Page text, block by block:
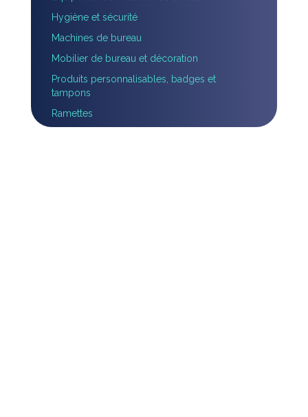
Hygiène et sécurité
Machines de bureau
Mobilier de bureau et décoration
Produits personnalisables, badges et
tampons
Ramettes